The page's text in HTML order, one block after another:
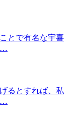
とで有名な宇喜
るとすれば、私